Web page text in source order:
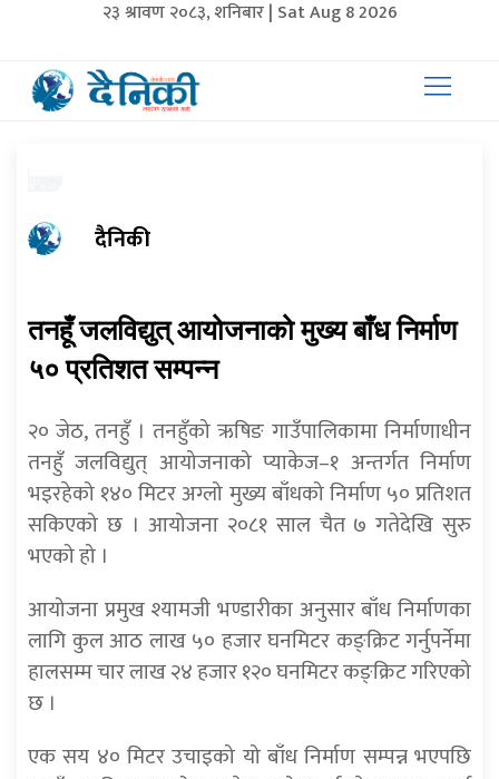
२३ श्रावण २०८३, शनिबार | Sat Aug 8 2026
दैनिकी
तनहूँ जलविद्युत् आयोजनाको मुख्य बाँध निर्माण
५० प्रतिशत सम्पन्न
२० जेठ, तनहुँ । तनहुँको ऋषिङ गाउँपालिकामा निर्माणाधीन
तनहुँ जलविद्युत् आयोजनाको प्याकेज–१ अन्तर्गत निर्माण
भइरहेको १४० मिटर अग्लो मुख्य बाँधको निर्माण ५० प्रतिशत
सकिएको छ । आयोजना २०८१ साल चैत ७ गतेदेखि सुरु
भएको हो ।
आयोजना प्रमुख श्यामजी भण्डारीका अनुसार बाँध निर्माणका
लागि कुल आठ लाख ५० हजार घनमिटर कङ्क्रिट गर्नुपर्नेमा
हालसम्म चार लाख २४ हजार १२० घनमिटर कङ्क्रिट गरिएको
छ ।
एक सय ४० मिटर उचाइको यो बाँध निर्माण सम्पन्न भएपछि